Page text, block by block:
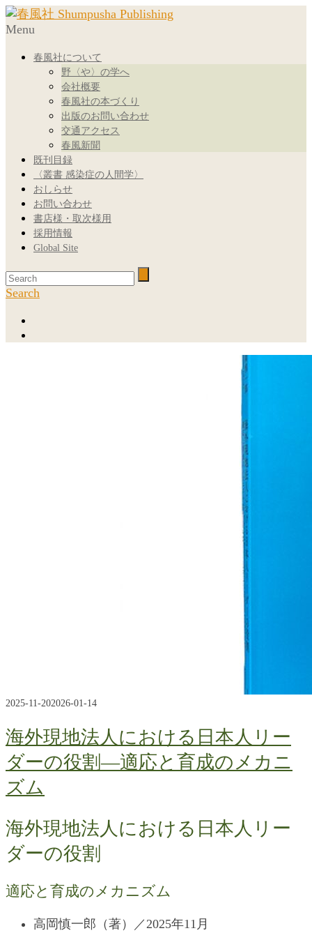
Menu
春風社について
野〈や〉の学へ
会社概要
春風社の本づくり
出版のお問い合わせ
交通アクセス
春風新聞
既刊目録
〈叢書 感染症の人間学〉
おしらせ
お問い合わせ
書店様・取次様用
採用情報
Global Site
Search
2025-11-202026-01-14
海外現地法人における日本人リー
ダーの役割―適応と育成のメカニ
ズム
海外現地法人における日本人リー
ダーの役割
適応と育成のメカニズム
高岡慎一郎（著）／2025年11月